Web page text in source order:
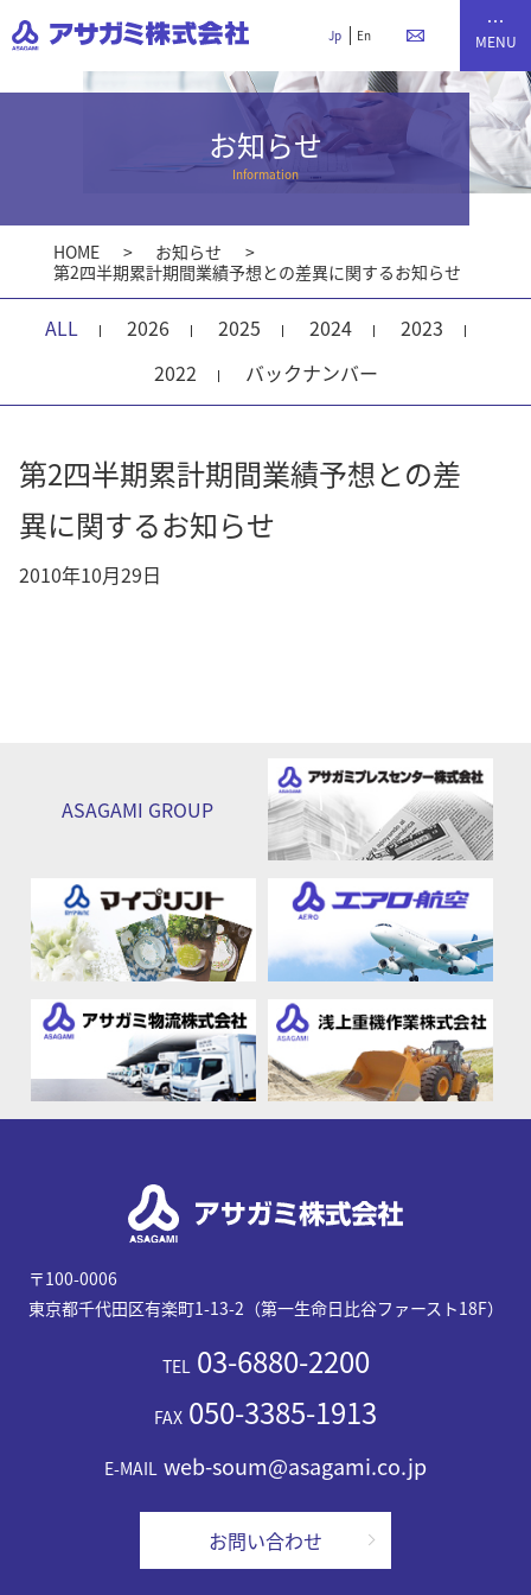
Jp En
お知らせ
Information
HOME
お知らせ
第2四半期累計期間業績予想との差異に関するお知らせ
ALL 2026 2025 2024
2023
2022
バックナンバー
第2四半期累計期間業績予想との差
異に関するお知らせ
2010年10月29日
ASAGAMI GROUP
〒100-0006
東京都千代田区有楽町1-13-2（第一生命日比谷ファースト18F）
TEL 03-6880-2200
FAX 050-3385-1913
E-MAIL web-soum@asagami.co.jp
お問い合わせ